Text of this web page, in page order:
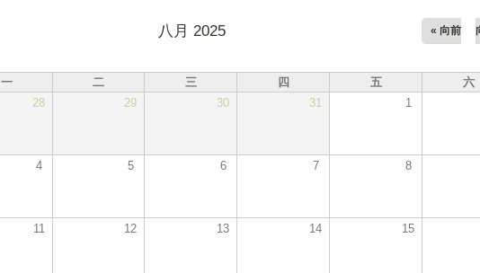
八月 2025 « 向前
一 二 三 四 五
六
28 29 30 31 1
4 5 6 7 8
11 12 13 14 15